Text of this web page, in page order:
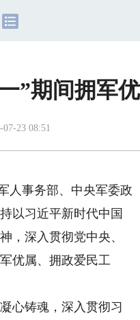
”期间拥军
07-23 08:51
人事务部、中央军委政
以习近平新时代中国
，深入贯彻党中央、
优属、拥政爱民工
心铸魂，深入贯彻习